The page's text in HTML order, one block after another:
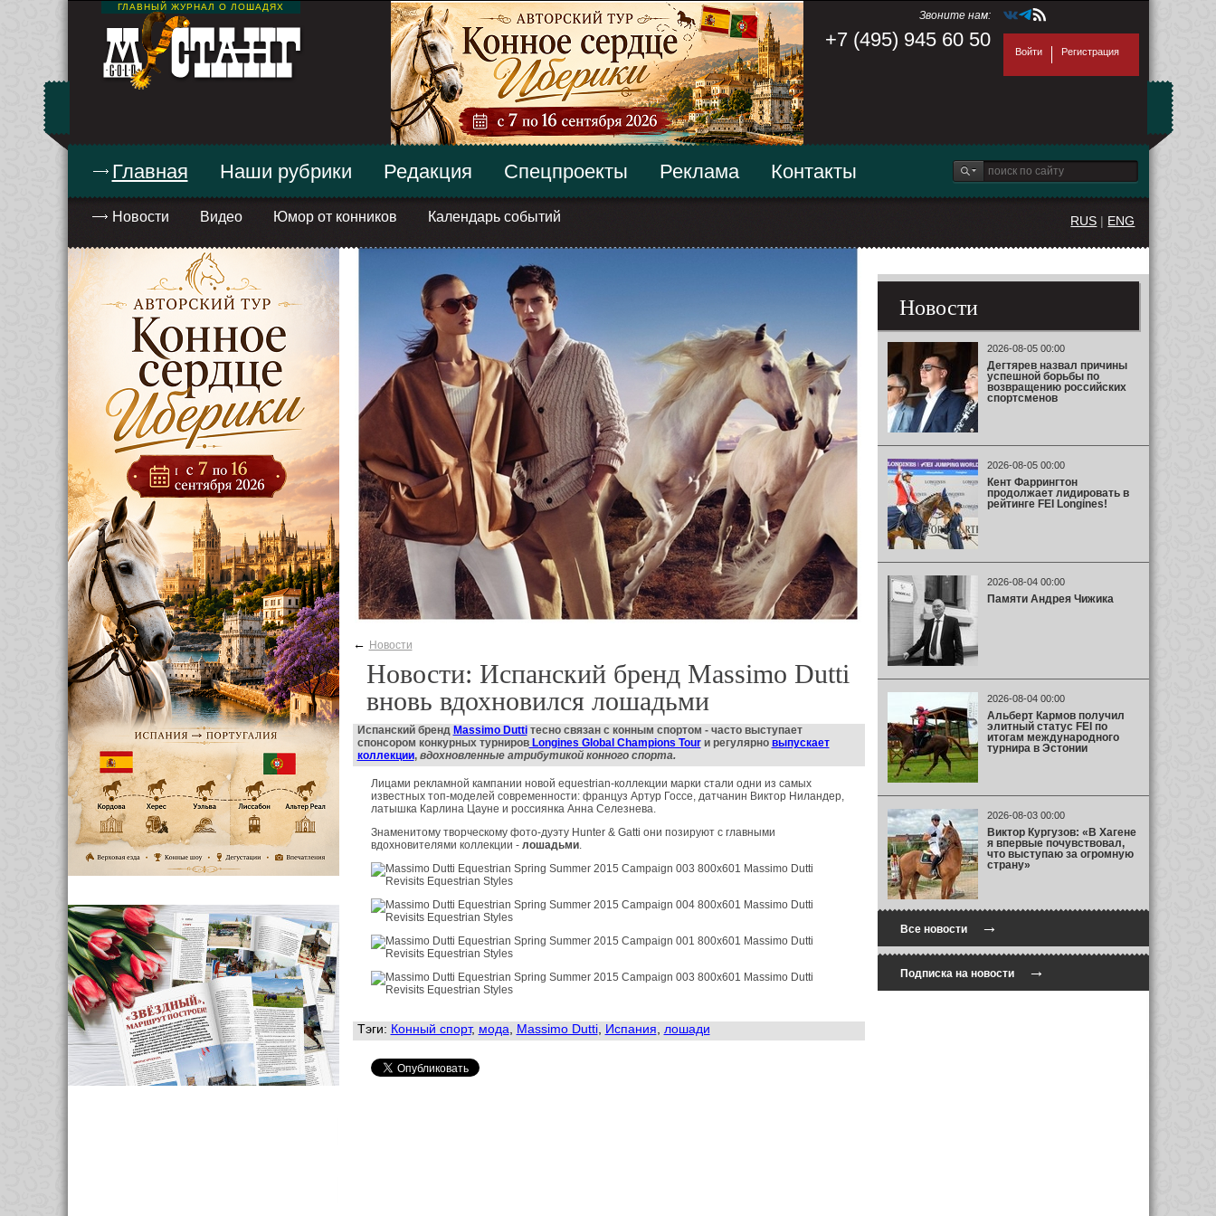
ГЛАВНЫЙ ЖУРНАЛ О ЛОШАДЯХ
Звоните нам:
+7 (495) 945 60 50
Войти Регистрация
Главная
Новости Видео Юмор от конников Календарь событий
Наши рубрики Редакция Спецпроекты Реклама Контакты
RUS | ENG
← Новости
Новости: Испанский бренд Massimo Dutti
вновь вдохновился лошадьми
Испанский бренд Massimo Duttiтесно связан с конным спортом - часто выступает
спонсором конкурных турнировLongines Global Champions Tourи регулярно выпускает
коллекции, вдохновленные атрибутикой конного спорта.
Лицами рекламной кампании новой еquestrian-коллекции марки стали одни из самых
известных топ-моделей современности: француз Артур Госсе, датчанин Виктор Ниландер,
латышка Карлина Цауне и россиянка Анна Селезнева.
Знаменитому творческому фото-дуэту Hunter & Gatti они позируют с главными
вдохновителями коллекции - лошадьми.
Тэги: Конный спорт, мода Massimo Dutti, Испания лошади
Новости
2026-08-05 00:00
Дегтярев назвал причины
успешной борьбы по
возвращению российских
спортсменов
2026-08-05 00:00
Кент Фаррингтон
продолжает лидировать в
рейтинге FEI Longines!
2026-08-04 00:00
Памяти Андрея Чижика
2026-08-04 00:00
Альберт Кармов получил
элитный статус FEI по
итогам международного
турнира в Эстонии
2026-08-03 00:00
Виктор Кургузов: «В Хагене
я впервые почувствовал,
что выступаю за огромную
страну»
Все новости→
Подписка на новости→